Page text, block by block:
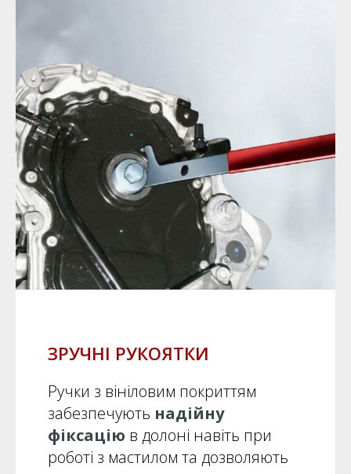
ЗРУЧНІ РУКОЯТКИ
Ручки з вініловим покриттям
забезпечують надійну
фіксацію в долоні навіть при
роботі з мастилом та дозволяють